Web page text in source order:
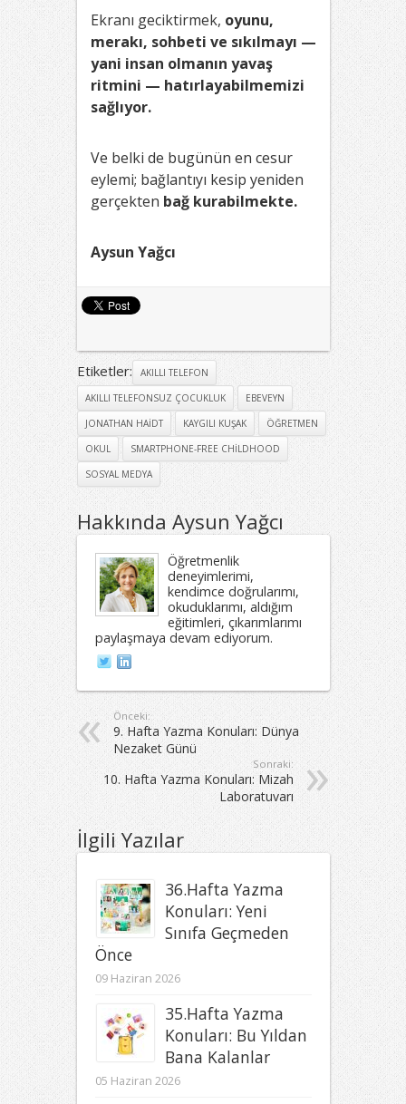
Ekranı geciktirmek, oyunu,
merakı, sohbeti ve sıkılmayı —
yani insan olmanın yavaş
ritmini — hatırlayabilmemizi
sağlıyor.
Ve belki de bugünün en cesur
eylemi; bağlantıyı kesip yeniden
gerçekten bağ kurabilmekte.
Aysun Yağcı
Etiketler:
AKILLI TELEFON
AKILLI TELEFONSUZ ÇOCUKLUK
EBEVEYN
JONATHAN HAIDT
KAYGILI KUŞAK
ÖĞRETMEN
OKUL
SMARTPHONE-FREE CHILDHOOD
SOSYAL MEDYA
Hakkında Aysun Yağcı
Öğretmenlik
deneyimlerimi,
kendimce doğrularımı,
okuduklarımı, aldığım
eğitimleri, çıkarımlarımı
paylaşmaya devam ediyorum.
Önceki:
9. Hafta Yazma Konuları: Dünya
Nezaket Günü
Sonraki:
10. Hafta Yazma Konuları: Mizah
Laboratuvarı
İlgili Yazılar
36.Hafta Yazma
Konuları: Yeni
Sınıfa Geçmeden
Önce
09 Haziran 2026
35.Hafta Yazma
Konuları: Bu Yıldan
Bana Kalanlar
05 Haziran 2026